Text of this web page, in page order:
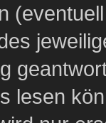
lesen